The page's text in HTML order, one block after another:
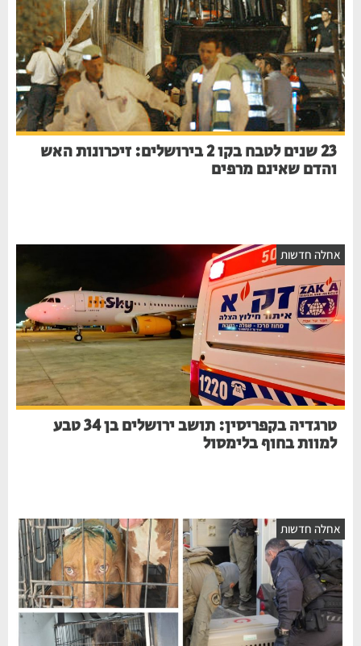
23 שנים לטבח בקו 2 בירושלים: זיכרונות האש
והדם שאינם מרפים
אחלה חדשות
טרגדיה בקפריסין: תושב ירושלים בן 34 טבע
למוות בחוף בלימסול
אחלה חדשות